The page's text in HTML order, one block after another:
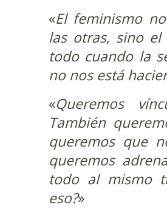
«El feminismo
las otras, sino
todo cuando la
no nos está
«Queremos
También
queremos que
queremos
todo al mismo
eso?»